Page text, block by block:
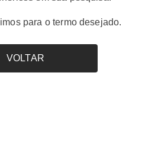
para o termo desejado.
VOLTAR